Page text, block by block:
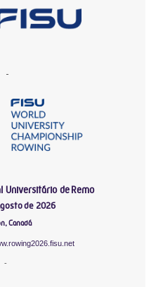
-
Universitário de Remo
de 2026
Canadá
-